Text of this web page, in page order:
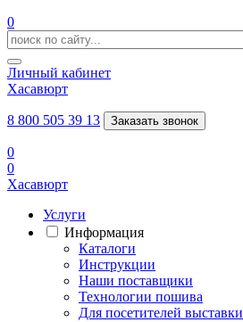
0
Личный кабинет
Хасавюрт
8 800 505 39 13 Заказать звонок
0
0
Хасавюрт
Услуги
Информация
Каталоги
Инструкции
Наши поставщики
Технологии пошива
Для посетителей выставки